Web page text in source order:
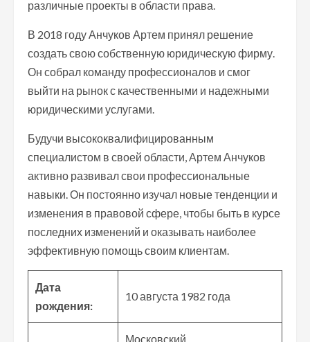
различные проекты в области права.
В 2018 году Анчуков Артем принял решение
создать свою собственную юридическую фирму.
Он собрал команду профессионалов и смог
выйти на рынок с качественными и надежными
юридическими услугами.
Будучи высококвалифицированным
специалистом в своей области, Артем Анчуков
активно развивал свои профессиональные
навыки. Он постоянно изучал новые тенденции и
изменения в правовой сфере, чтобы быть в курсе
последних изменений и оказывать наиболее
эффективную помощь своим клиентам.
Дата
рождения:
10 августа 1982 года
Московский